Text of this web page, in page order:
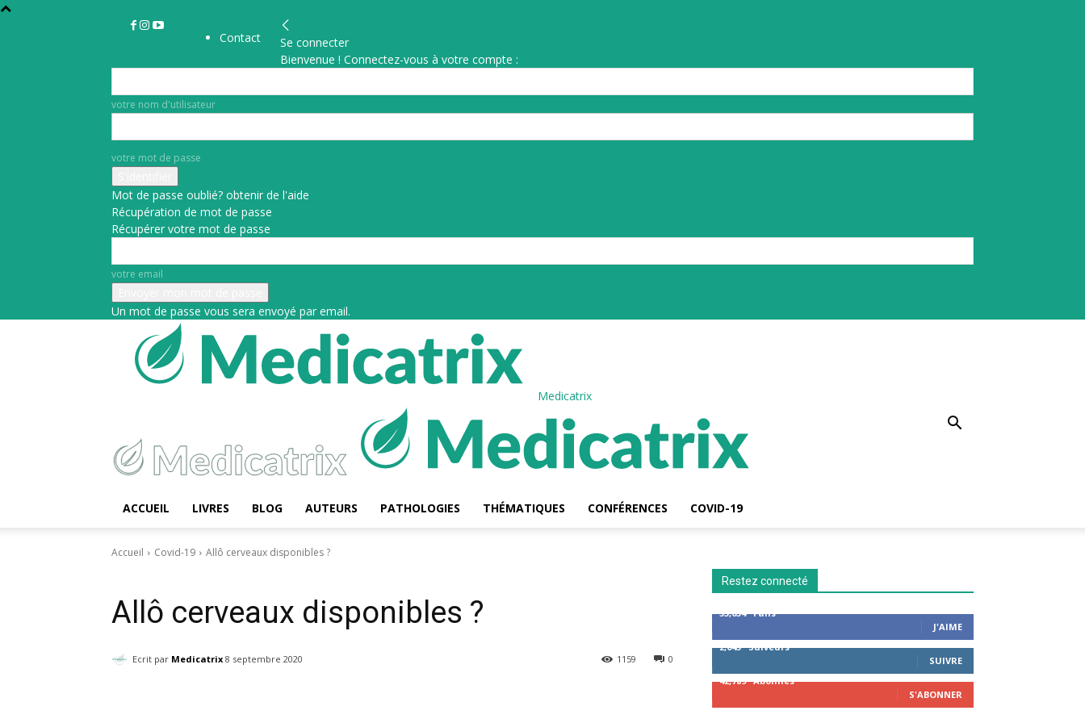
Contact
Se connecter
Bienvenue ! Connectez-vous à votre compte :
votre nom d'utilisateur
votre mot de passe
Mot de passe oublié? obtenir de l'aide
Récupération de mot de passe
Récupérer votre mot de passe
votre email
Un mot de passe vous sera envoyé par email.
Medicatrix
ACCUEIL LIVRES BLOG AUTEURS PATHOLOGIES THÉMATIQUES CONFÉRENCES COVID-19
Accueil Covid-19 Allô cerveaux disponibles ?
Allô cerveaux disponibles ?
Ecrit par Medicatrix 8 septembre 2020 0
1159
Restez connecté
53,654
Fans
J'AIME
2,043 Suiveurs
SUIVRE
42,789 Abonnés
S'ABONNER